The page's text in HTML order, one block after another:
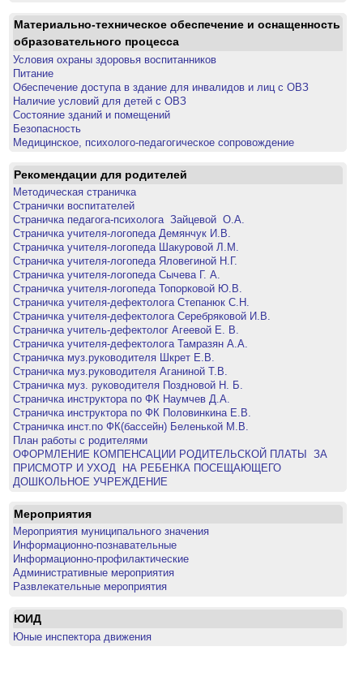
Материально-техническое обеспечение и оснащенность
образовательного процесса
Условия охраны здоровья воспитанников
Питание
Обеспечение доступа в здание для инвалидов и лиц с ОВЗ
Наличие условий для детей с ОВЗ
Состояние зданий и помещений
Безопасность
Медицинское, психолого-педагогическое сопровождение
Рекомендации для родителей
Методическая страничка
Странички воспитателей
Страничка педагога-психолога Зайцевой О.А.
Страничка учителя-логопеда Демянчук И.В.
Страничка учителя-логопеда Шакуровой Л.М.
Страничка учителя-логопеда Яловегиной Н.Г.
Страничка учителя-логопеда Сычева Г. А.
Страничка учителя-логопеда Топорковой Ю.В.
Страничка учителя-дефектолога Степанюк С.Н.
Страничка учителя-дефектолога Серебряковой И.В.
Страничка учитель-дефектолог Агеевой Е. В.
Страничка учителя-дефектолога Тамразян А.А.
Страничка муз.руководителя Шкрет Е.В.
Страничка муз.руководителя Аганиной Т.В.
Страничка муз. руководителя Поздновой Н. Б.
Страничка инструктора по ФК Наумчев Д.А.
Страничка инструктора по ФК Половинкина Е.В.
Страничка инст.по ФК(бассейн) Беленькой М.В.
План работы с родителями
ОФОРМЛЕНИЕ КОМПЕНСАЦИИ РОДИТЕЛЬСКОЙ ПЛАТЫ ​ ЗА
ПРИСМОТР И УХОД ​ НА РЕБЕНКА ПОСЕЩАЮЩЕГО
ДОШКОЛЬНОЕ УЧРЕЖДЕНИЕ​
Мероприятия
Мероприятия муниципального значения
Информационно-познавательные
Информационно-профилактические
Административные мероприятия
Развлекательные мероприятия
ЮИД
Юные инспектора движения